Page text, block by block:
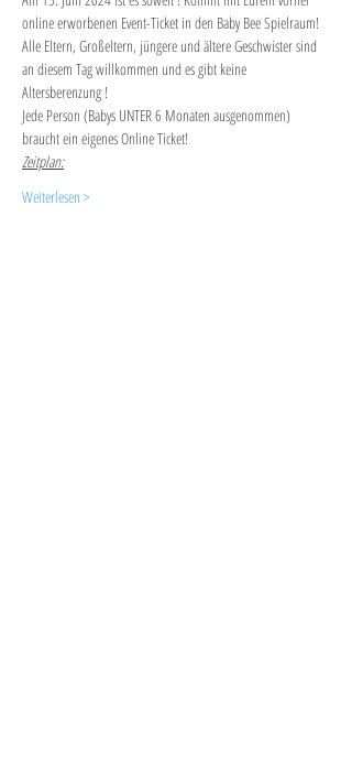
online erworbenen Event-Ticket in den Baby Bee Spielraum!
Alle Eltern, Großeltern, jüngere und ältere Geschwister sind
an diesem Tag willkommen und es gibt keine
Altersberenzung !
Jede Person (Babys UNTER 6 Monaten ausgenommen)
braucht ein eigenes Online Ticket!
Zeitplan:
Weiterlesen >